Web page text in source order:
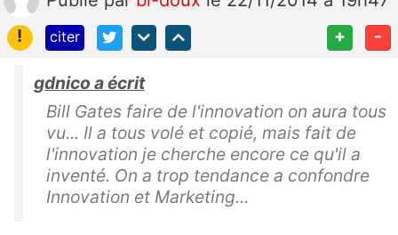
!
citer + -
gdnico a écrit
Bill Gates faire de l'innovation on aura tous
vu... Il a tous volé et copié, mais fait de
l'innovation je cherche encore ce qu'il a
inventé. On a trop tendance a confondre
Innovation et Marketing...